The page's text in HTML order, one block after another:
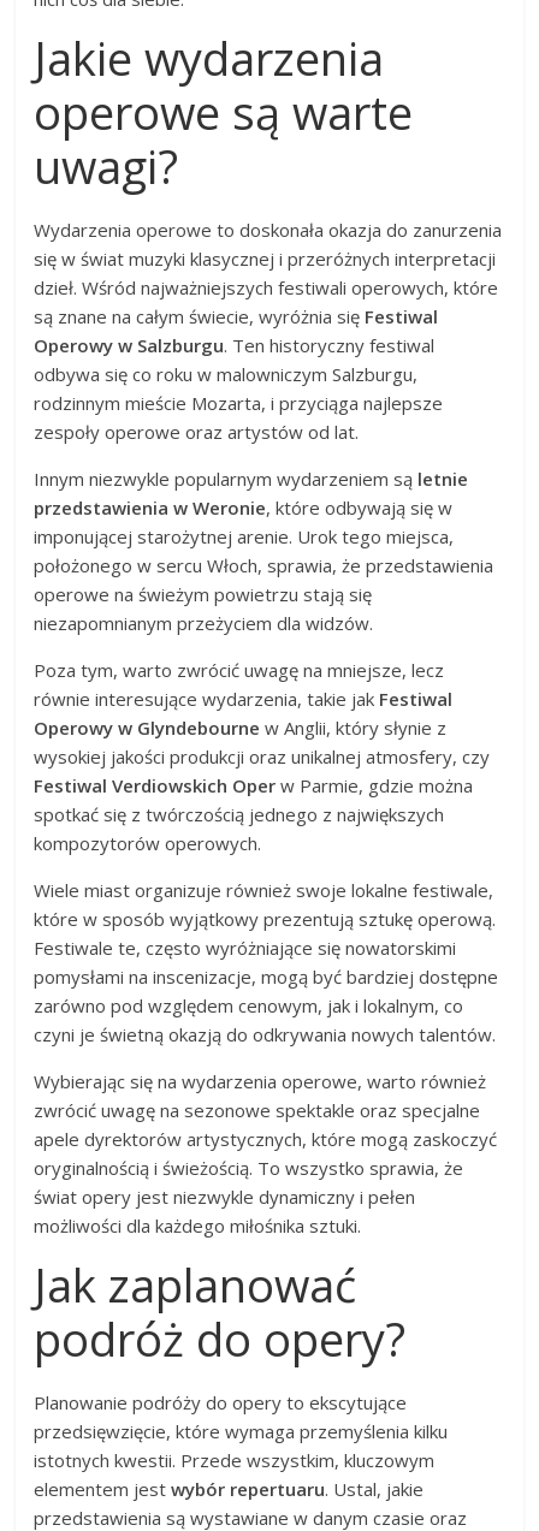
Jakie wydarzenia
operowe są warte
uwagi?
Wydarzenia operowe to doskonała okazja do zanurzenia
się w świat muzyki klasycznej i przeróżnych interpretacji
dzieł. Wśród najważniejszych festiwali operowych, które
są znane na całym świecie, wyróżnia się Festiwal
Operowy w Salzburgu. Ten historyczny festiwal
odbywa się co roku w malowniczym Salzburgu,
rodzinnym mieście Mozarta, i przyciąga najlepsze
zespoły operowe oraz artystów od lat.
Innym niezwykle popularnym wydarzeniem są letnie
przedstawienia w Weronie, które odbywają się w
imponującej starożytnej arenie. Urok tego miejsca,
położonego w sercu Włoch, sprawia, że przedstawienia
operowe na świeżym powietrzu stają się
niezapomnianym przeżyciem dla widzów.
Poza tym, warto zwrócić uwagę na mniejsze, lecz
równie interesujące wydarzenia, takie jak Festiwal
Operowy w Glyndebourne w Anglii, który słynie z
wysokiej jakości produkcji oraz unikalnej atmosfery, czy
Festiwal Verdiowskich Oper w Parmie, gdzie można
spotkać się z twórczością jednego z największych
kompozytorów operowych.
Wiele miast organizuje również swoje lokalne festiwale,
które w sposób wyjątkowy prezentują sztukę operową.
Festiwale te, często wyróżniające się nowatorskimi
pomysłami na inscenizacje, mogą być bardziej dostępne
zarówno pod względem cenowym, jak i lokalnym, co
czyni je świetną okazją do odkrywania nowych talentów.
Wybierając się na wydarzenia operowe, warto również
zwrócić uwagę na sezonowe spektakle oraz specjalne
apele dyrektorów artystycznych, które mogą zaskoczyć
oryginalnością i świeżością. To wszystko sprawia, że
świat opery jest niezwykle dynamiczny i pełen
możliwości dla każdego miłośnika sztuki.
Jak zaplanować
podróż do opery?
Planowanie podróży do opery to ekscytujące
przedsięwzięcie, które wymaga przemyślenia kilku
istotnych kwestii. Przede wszystkim, kluczowym
elementem jestwybór repertuaru. Ustal, jakie
przedstawienia są wystawiane w danym czasie oraz